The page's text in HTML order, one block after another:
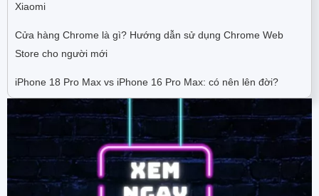
Xiaomi
Cửa hàng Chrome là gì? Hướng dẫn sử dụng Chrome Web
Store cho người mới
iPhone 18 Pro Max vs iPhone 16 Pro Max: có nên lên đời?